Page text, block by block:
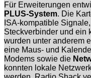
Für Erweiterungen
PLUS-System. Die
ISA-kompatible
Steckverbinder und ein
wurden unter anderem
eine Maus- und
Modems sowie die
konnten lokale